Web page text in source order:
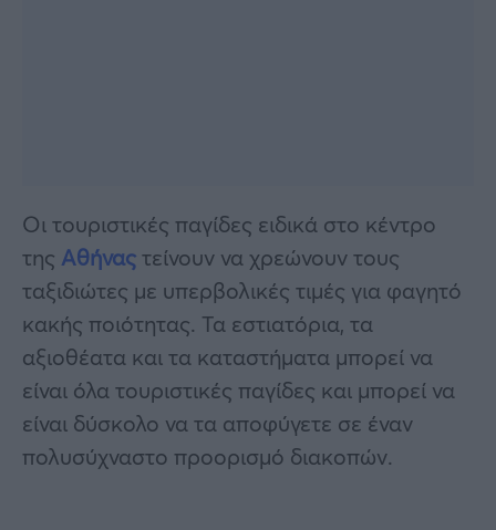
Οι τουριστικές παγίδες ειδικά στο κέντρο
της Αθήναςτείνουν να χρεώνουν τους
ταξιδιώτες με υπερβολικές τιμές για φαγητό
κακής ποιότητας. Τα εστιατόρια, τα
αξιοθέατα και τα καταστήματα μπορεί να
είναι όλα τουριστικές παγίδες και μπορεί να
είναι δύσκολο να τα αποφύγετε σε έναν
πολυσύχναστο προορισμό διακοπών.